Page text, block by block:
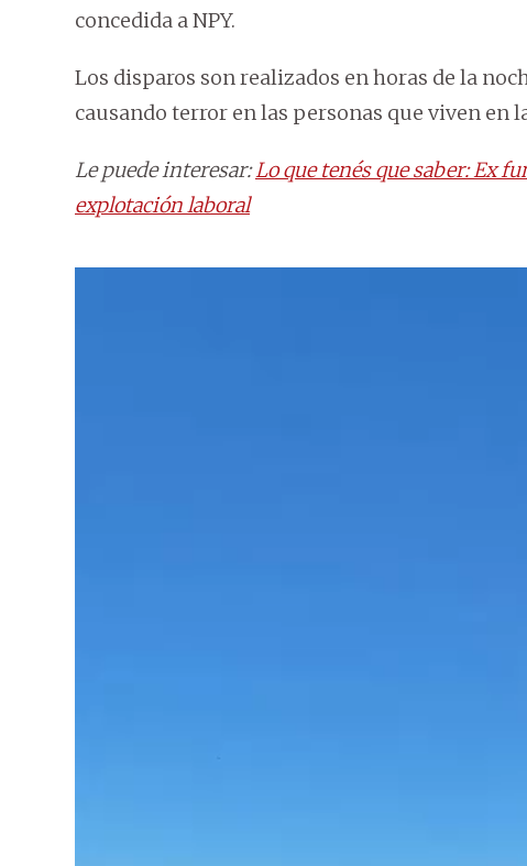
concedida a NPY.
Los disparos son realizados en horas de la
causando terror en las personas que viven en
Le puede interesar:Lo que tenés que saber: Ex
explotación laboral